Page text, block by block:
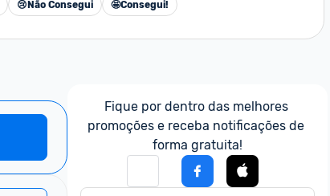
😢 Não Consegui 🤩Consegui!
Fique por dentro das melhores
promoções e receba notificações de
forma gratuita!